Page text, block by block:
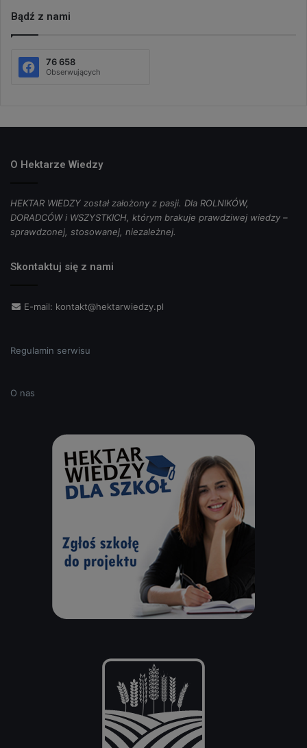
Bądź z nami
76 658
Obserwujących
O Hektarze Wiedzy
HEKTAR WIEDZY został założony z pasji. Dla ROLNIKÓW,
DORADCÓW i WSZYSTKICH, którym brakuje prawdziwej wiedzy –
sprawdzonej, stosowanej, niezależnej.
Skontaktuj się z nami
E-mail: kontakt@hektarwiedzy.pl
Regulamin serwisu
O nas